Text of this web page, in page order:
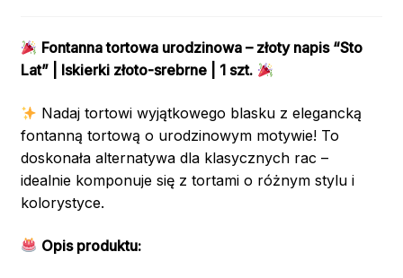
Fontanna tortowa urodzinowa – złoty napis “Sto
Lat” | Iskierki złoto-srebrne | 1 szt.
Nadaj tortowi wyjątkowego blasku z elegancką
fontanną tortową o urodzinowym motywie! To
doskonała alternatywa dla klasycznych rac –
idealnie komponuje się z tortami o różnym stylu i
kolorystyce.
Opis produktu: